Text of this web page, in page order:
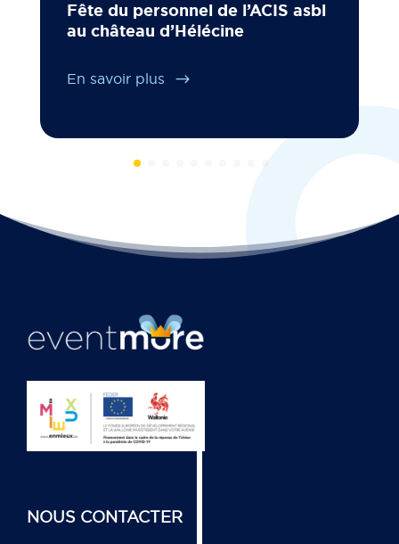
Fête du personnel de l’ACIS asbl
au château d’Hélécine
En savoir plus
NOUS CONTACTER